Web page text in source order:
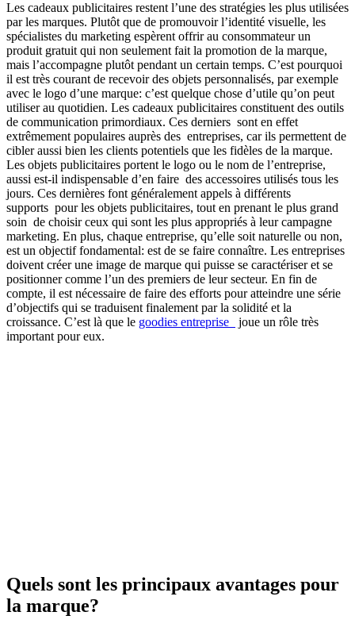
Les cadeaux publicitaires restent l’une des stratégies les plus utilisées
par les marques. Plutôt que de promouvoir l’identité visuelle, les
spécialistes du marketing espèrent offrir au consommateur un
produit gratuit qui non seulement fait la promotion de la marque,
mais l’accompagne plutôt pendant un certain temps. C’est pourquoi
il est très courant de recevoir des objets personnalisés, par exemple
avec le logo d’une marque: c’est quelque chose d’utile qu’on peut
utiliser au quotidien. Les cadeaux publicitaires constituent des outils
de communication primordiaux. Ces derniers sont en effet
extrêmement populaires auprès des entreprises, car ils permettent de
cibler aussi bien les clients potentiels que les fidèles de la marque.
Les objets publicitaires portent le logo ou le nom de l’entreprise,
aussi est-il indispensable d’en faire des accessoires utilisés tous les
jours. Ces dernières font généralement appels à différents
supports pour les objets publicitaires, tout en prenant le plus grand
soin de choisir ceux qui sont les plus appropriés à leur campagne
marketing. En plus, chaque entreprise, qu’elle soit naturelle ou non,
est un objectif fondamental: est de se faire connaître. Les entreprises
doivent créer une image de marque qui puisse se caractériser et se
positionner comme l’un des premiers de leur secteur. En fin de
compte, il est nécessaire de faire des efforts pour atteindre une série
d’objectifs qui se traduisent finalement par la solidité et la
croissance. C’est là que le goodies entreprise
joue un rôle très
important pour eux.
Quels sont les principaux avantages pour
la marque?